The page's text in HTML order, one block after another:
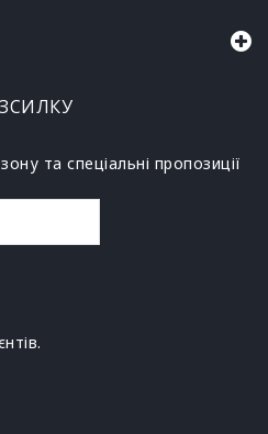
та спеціальні пропозиції